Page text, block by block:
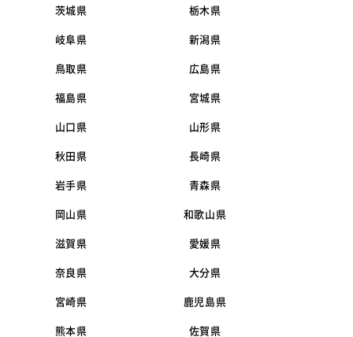
茨城県 栃木県
岐阜県 新潟県
鳥取県 広島県
福島県 宮城県
山口県 山形県
秋田県 長崎県
岩手県 青森県
岡山県 和歌山県
滋賀県 愛媛県
奈良県 大分県
宮崎県 鹿児島県
熊本県 佐賀県